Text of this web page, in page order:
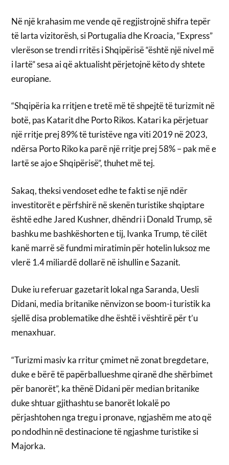
Në një krahasim me vende që regjistrojnë shifra tepër
të larta vizitorësh, si Portugalia dhe Kroacia, “Express”
vlerëson se trendi rritës i Shqipërisë “është një nivel më
i lartë” sesa ai që aktualisht përjetojnë këto dy shtete
europiane.
“Shqipëria ka rritjen e tretë më të shpejtë të turizmit në
botë, pas Katarit dhe Porto Rikos. Katari ka përjetuar
një rritje prej 89% të turistëve nga viti 2019 në 2023,
ndërsa Porto Riko ka parë një rritje prej 58% – pak më e
lartë se ajo e Shqipërisë”, thuhet më tej.
Sakaq, theksi vendoset edhe te fakti se një ndër
investitorët e përfshirë në skenën turistike shqiptare
është edhe Jared Kushner, dhëndri i Donald Trump, së
bashku me bashkëshorten e tij, Ivanka Trump, të cilët
kanë marrë së fundmi miratimin për hotelin luksoz me
vlerë 1.4 miliardë dollarë në ishullin e Sazanit.
Duke iu referuar gazetarit lokal nga Saranda, Uesli
Didani, media britanike nënvizon se boom-i turistik ka
sjellë disa problematike dhe është i vështirë për t’u
menaxhuar.
“Turizmi masiv ka rritur çmimet në zonat bregdetare,
duke e bërë të papërballueshme qiranë dhe shërbimet
për banorët”, ka thënë Didani për median britanike
duke shtuar gjithashtu se banorët lokalë po
përjashtohen nga tregu i pronave, ngjashëm me ato që
po ndodhin në destinacione të ngjashme turistike si
Majorka.